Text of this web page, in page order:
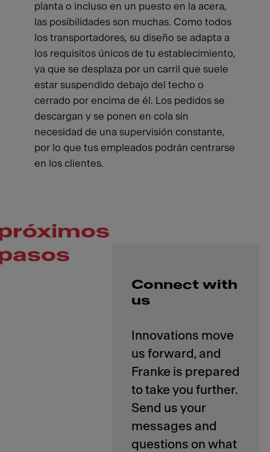
planta o incluso en un puesto en la acera,
las posibilidades son muchas. Como todos
los transportadores, su diseño se adapta a
los requisitos únicos de tu establecimiento,
ya que se desplaza por un carril que suele
estar suspendido debajo del techo o
cerrado por encima de él. Los pedidos se
descargan y se ponen en cola sin
necesidad de una supervisión constante,
por lo que tus empleados podrán centrarse
en los clientes.
Connect with
us
Innovations move
us forward, and
Franke is prepared
to take you further.
Send us your
messages and
questions on what